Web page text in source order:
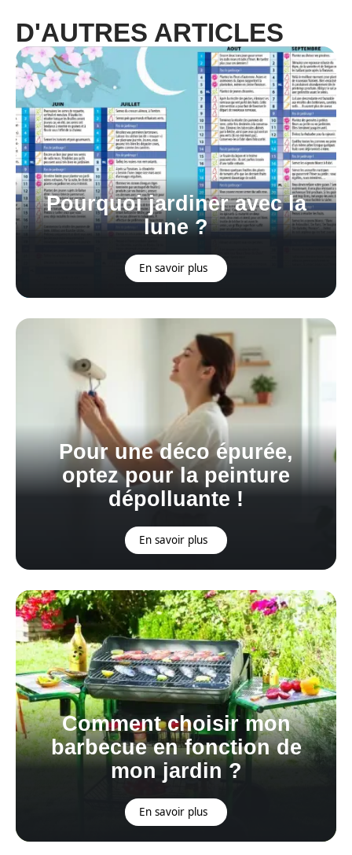
D'AUTRES ARTICLES
Pourquoi jardiner avec la
lune ?
En savoir plus
Pour une déco épurée,
optez pour la peinture
dépolluante !
En savoir plus
Comment choisir mon
barbecue en fonction de
mon jardin ?
En savoir plus